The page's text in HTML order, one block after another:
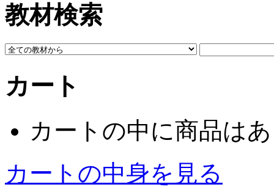
教材検索
カート
カートの中に商品は
カートの中身を見る